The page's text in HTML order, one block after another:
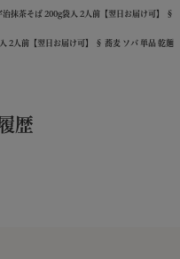
治抹茶そば 200g袋入 2人前【翌日お届け可】 §
2人前【翌日お届け可】 § 蕎麦 ソバ 単品 乾麺
歴